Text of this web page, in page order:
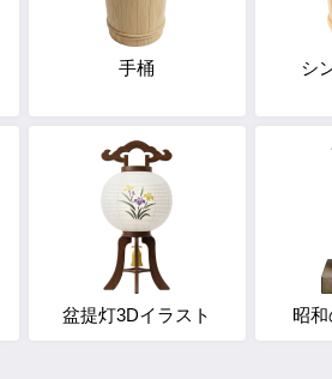
手桶 シ
盆提灯3Dイラスト 昭